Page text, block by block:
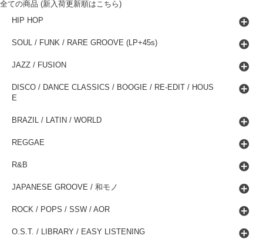
全ての商品 (新入荷更新順はこちら)
HIP HOP
SOUL / FUNK / RARE GROOVE (LP+45s)
JAZZ / FUSION
DISCO / DANCE CLASSICS / BOOGIE / RE-EDIT / HOUS
E
BRAZIL / LATIN / WORLD
REGGAE
R&B
JAPANESE GROOVE / 和モノ
ROCK / POPS / SSW / AOR
O.S.T. / LIBRARY / EASY LISTENING